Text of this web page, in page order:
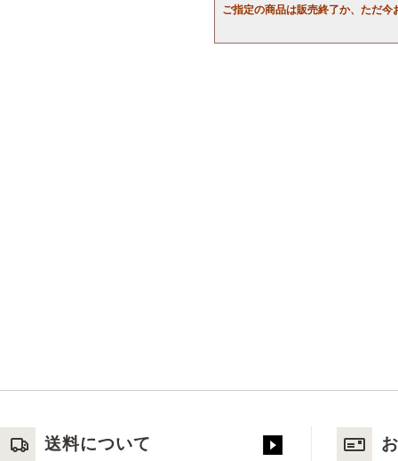
ご指定の商品は販売終了か、ただ
送料について